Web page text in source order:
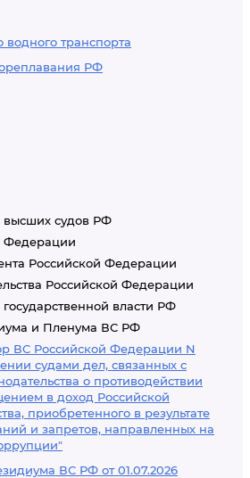
водного транспорта
РФ
высших судов РФ
Федерации
Российской Федерации
Российской Федерации
власти РФ
и Пленума ВС РФ
ВС Российской Федерации N
судами дел, связанных с
о противодействии
в доход Российской
приобретенного в результате
и запретов, направленных на
ВС РФ от 01.07.2026